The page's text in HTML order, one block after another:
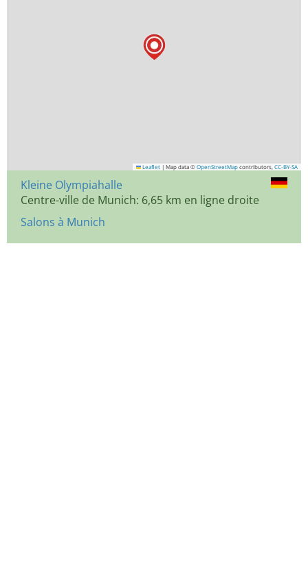
Leaflet | Map data © OpenStreetMap contributors, CC-BY-SA
Kleine Olympiahalle
Centre-ville de Munich: 6,65 km en ligne droite
Salons à Munich